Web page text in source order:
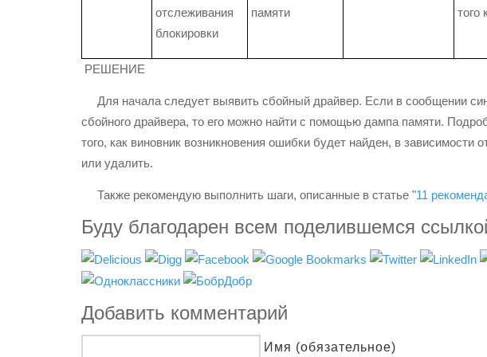
отслеживания
блокировки
памяти
того
РЕШЕНИЕ
Для начала следует выявить сбойный драйвер. Если в сообщении
сбойного драйвера, то его можно найти с помощью дампа памяти.
того, как виновник возникновения ошибки будет найден, в зависимости
или удалить.
Также рекомендую выполнить шаги, описанные в статье "11
Буду благодарен всем поделившемся
Добавить комментарий
Имя (обязательное)